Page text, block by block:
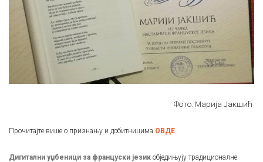
Фото: Марија Јакшић
Прочитајте више о признању и добитницима ОВДЕ
Дигитални уџбеници за француски језик обједињују традиционалне